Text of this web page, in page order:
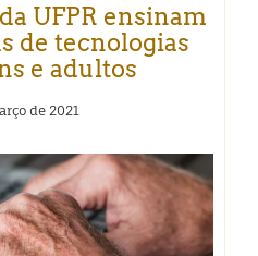
UFPR ensinam
de tecnologias
e adultos
de 2021